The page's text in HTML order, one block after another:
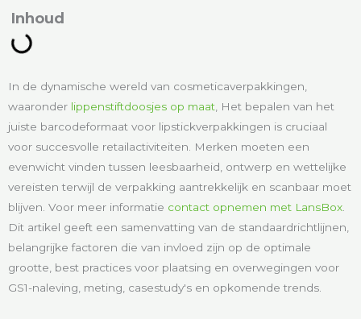
In de dynamische wereld van cosmeticaverpakkingen,
waaronder lippenstiftdoosjes op maat , Het bepalen van het
juiste barcodeformaat voor lipstickverpakkingen is cruciaal
voor succesvolle retailactiviteiten. Merken moeten een
evenwicht vinden tussen leesbaarheid, ontwerp en wettelijke
vereisten terwijl de verpakking aantrekkelijk en scanbaar moet
blijven. Voor meer informatie contact opnemen met LansBox
Dit artikel geeft een samenvatting van de standaardrichtlijnen,
belangrijke factoren die van invloed zijn op de optimale
grootte, best practices voor plaatsing en overwegingen voor
GS1-naleving, meting, casestudy's en opkomende trends.